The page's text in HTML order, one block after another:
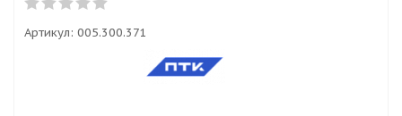
Артикул: 005.300.371